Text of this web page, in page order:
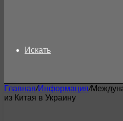
Искать
Главная/Информация/
из Китая в Украину